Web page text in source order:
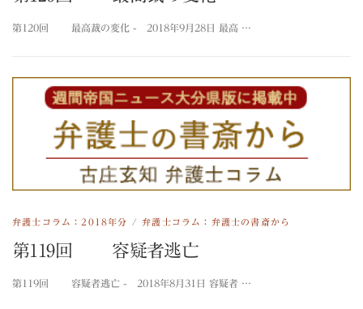
第120回 最高裁の変化 - 2018年9月28日 最高 …
弁護士コラム：2018年分 /弁護士コラム：弁護士の書斎から
第119回 容疑者逃亡
第119回 容疑者逃亡 - 2018年8月31日 容疑者 …